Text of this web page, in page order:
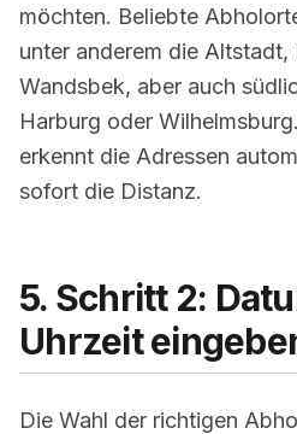
möchten. Beliebte
unter anderem die Altstadt,
Wandsbek, aber auch
Harburg oder
erkennt die Adressen
sofort die Distanz.
5. Schritt 2:
Uhrzeit
Die Wahl der richtigen